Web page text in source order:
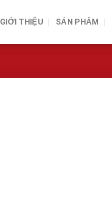
GIỚI THIỆU SẢN PHẨM